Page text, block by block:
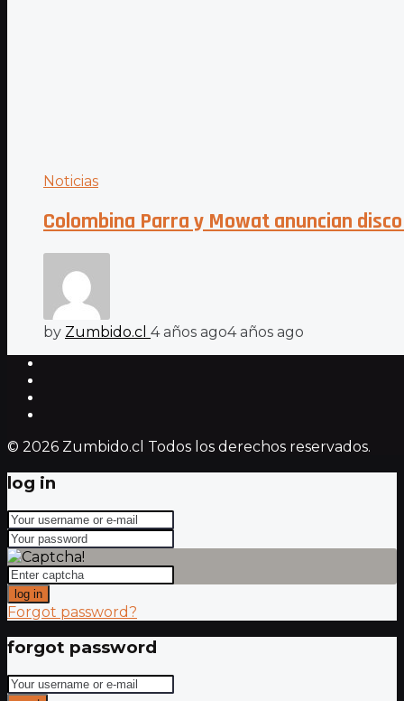
Noticias
Colombina Parra y Mowat anuncian
by Zumbido.cl 4 años ago4 años ago
© 2026 Zumbido.cl Todos los derechos reservados.
log in
log in
Forgot password?
forgot password